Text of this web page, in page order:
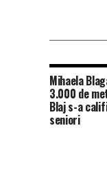
Mihaela
3.000 de
Blaj s-a
seniori